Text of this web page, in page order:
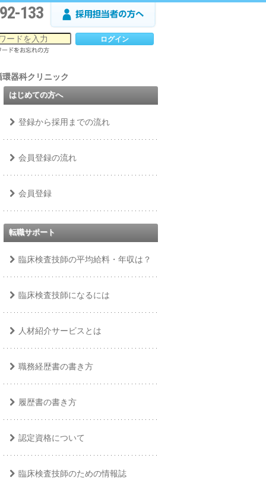
133
器科クリニック
はじめての方へ
登録から採用までの流れ
会員登録の流れ
会員登録
転職サポート
臨床検査技師の平均給料・年収は？
臨床検査技師になるには
人材紹介サービスとは
職務経歴書の書き方
履歴書の書き方
認定資格について
臨床検査技師のための情報誌